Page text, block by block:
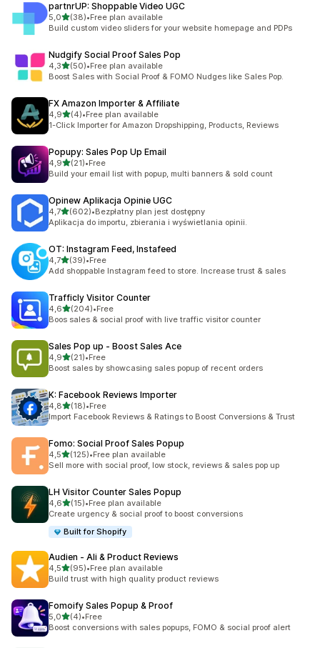
partnrUP: Shoppable Video UGC
5,0na 5 gwiazdek
(38)
Łączna liczba recenzji: 38
•Free plan available
Build custom video sliders for your website homepage and PDPs
Nudgify Social Proof Sales Pop
4,3na 5 gwiazdek
(50)
Łączna liczba recenzji: 50
•Free plan available
Boost Sales with Social Proof & FOMO Nudges like Sales Pop.
FX Amazon Importer & Affiliate
4,9na 5 gwiazdek
(4)
Łączna liczba recenzji: 4
•Free plan available
1-Click Importer for Amazon Dropshipping, Products, Reviews
Popupy: Sales Pop Up Email
4,9na 5 gwiazdek
(21)
Łączna liczba recenzji: 21
•Free
Build your email list with popup, multi banners & sold count
Opinew Aplikacja Opinie UGC
4,7na 5 gwiazdek
(602)
Łączna liczba recenzji: 602
•Bezpłatny plan jest dostępny
Aplikacja do importu, zbierania i wyświetlania opinii.
OT: Instagram Feed, Instafeed
4,7na 5 gwiazdek
(39)
Łączna liczba recenzji: 39
•Free
Add shoppable Instagram feed to store. Increase trust & sales
Trafficly Visitor Counter
4,6na 5 gwiazdek
(204)
Łączna liczba recenzji: 204
•Free
Boos sales & social proof with live traffic visitor counter
Sales Pop up ‑ Boost Sales Ace
4,9na 5 gwiazdek
(21)
Łączna liczba recenzji: 21
•Free
Boost sales by showcasing sales popup of recent orders
K: Facebook Reviews Importer
4,8na 5 gwiazdek
(18)
Łączna liczba recenzji: 18
•Free
Import Facebook Reviews & Ratings to Boost Conversions & Trust
Fomo: Social Proof Sales Popup
4,5na 5 gwiazdek
(125)
Łączna liczba recenzji: 125
•Free plan available
Sell more with social proof, low stock, reviews & sales pop up
LH Visitor Counter Sales Popup
4,6na 5 gwiazdek
(15)
Łączna liczba recenzji: 15
•Free plan available
Create urgency & social proof to boost conversions
Built for Shopify
Audien ‑ Ali & Product Reviews
4,5na 5 gwiazdek
(95)
Łączna liczba recenzji: 95
•Free plan available
Build trust with high quality product reviews
Fomoify Sales Popup & Proof
5,0na 5 gwiazdek
(4)
Łączna liczba recenzji: 4
•Free
Boost conversions with sales popups, FOMO & social proof alert